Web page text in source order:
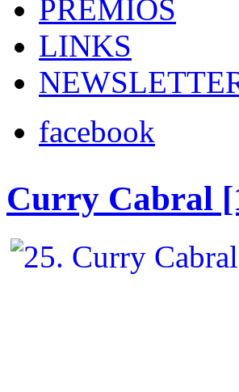
PRÉMIOS
LINKS
facebook
Curry Cabral